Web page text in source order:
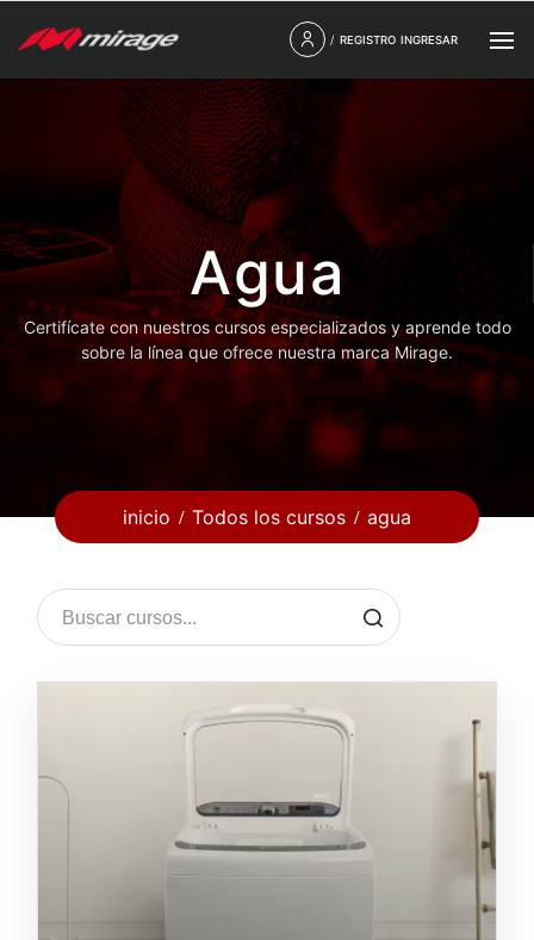
/ REGISTRO INGRESAR
Agua
Certifícate con nuestros cursos especializados y aprende todo
sobre la línea que ofrece nuestra marca Mirage.
inicio Todos los cursos agua